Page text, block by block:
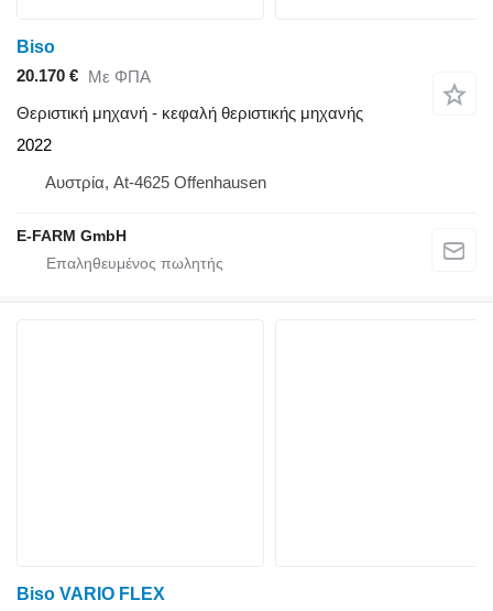
Biso
20.170 € Με ΦΠΑ
Θεριστική μηχανή - κεφαλή θεριστικής μηχανής
2022
Αυστρία, At-4625 Offenhausen
E-FARM GmbH
Biso VARIO FLEX